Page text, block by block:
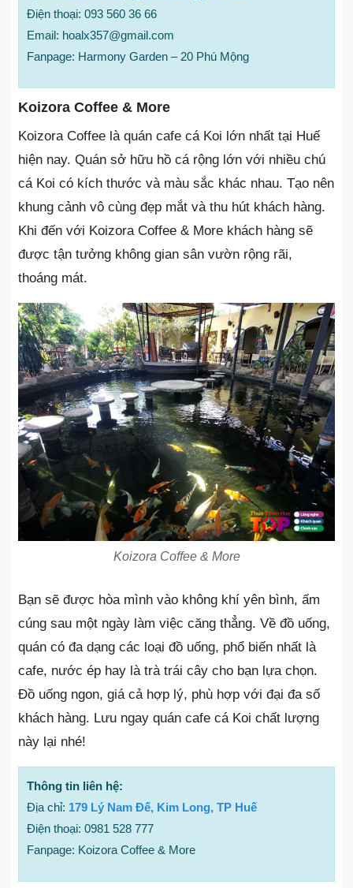
Điện thoại: 093 560 36 66
Email: hoalx357@gmail.com
Fanpage: Harmony Garden – 20 Phú Mộng
Koizora Coffee & More
Koizora Coffee là quán cafe cá Koi lớn nhất tại Huế
hiện nay. Quán sở hữu hồ cá rộng lớn với nhiều chú
cá Koi có kích thước và màu sắc khác nhau. Tạo nên
khung cảnh vô cùng đẹp mắt và thu hút khách hàng.
Khi đến với Koizora Coffee & More khách hàng sẽ
được tận tưởng không gian sân vườn rộng rãi,
thoáng mát.
Koizora Coffee & More
Bạn sẽ được hòa mình vào không khí yên bình, ấm
cúng sau một ngày làm việc căng thẳng. Về đồ uống,
quán có đa dạng các loại đồ uống, phổ biến nhất là
cafe, nước ép hay là trà trái cây cho bạn lựa chọn.
Đồ uống ngon, giá cả hợp lý, phù hợp với đại đa số
khách hàng. Lưu ngay quán cafe cá Koi chất lượng
này lại nhé!
Thông tin liên hệ:
Địa chỉ: 179 Lý Nam Đế, Kim Long, TP Huế
Điện thoại: 0981 528 777
Fanpage: Koizora Coffee & More